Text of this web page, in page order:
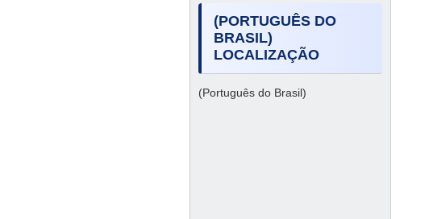
(PORTUGUÊS DO
BRASIL)
LOCALIZAÇÃO
(Português do Brasil)